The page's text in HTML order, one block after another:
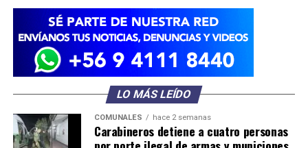
LO MÁS LEÍDO
COMUNALES hace 2 semanas
Carabineros detiene a cuatro personas